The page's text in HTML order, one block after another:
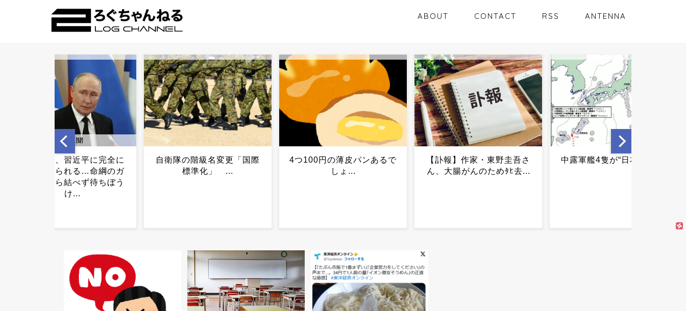
ABOUT CONTACT RSS ANTENNA
4つ100円の薄皮パンあるで
しょ...
【訃報】作家・東野圭吾さ
ん、大腸がんのためﾀﾋ去...
中露軍艦4隻が“日本一周”...
なんでお前らアーモンド効
自衛隊の階級名変更「国際
標準化」 ...